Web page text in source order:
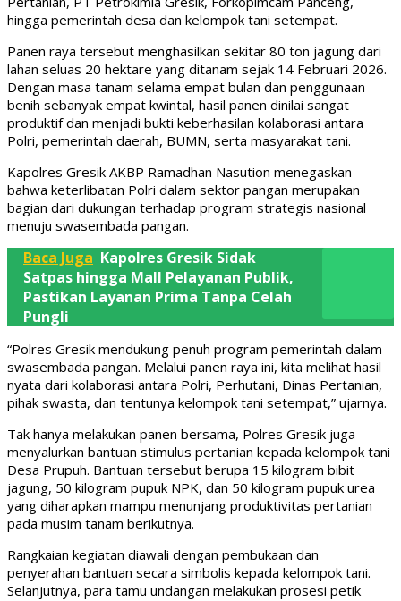
hingga pemerintah desa dan kelompok tani setempat.
Panen raya tersebut menghasilkan sekitar 80 ton jagung dari
lahan seluas 20 hektare yang ditanam sejak 14 Februari 2026.
Dengan masa tanam selama empat bulan dan penggunaan
benih sebanyak empat kwintal, hasil panen dinilai sangat
produktif dan menjadi bukti keberhasilan kolaborasi antara
Polri, pemerintah daerah, BUMN, serta masyarakat tani.
Kapolres Gresik AKBP Ramadhan Nasution menegaskan
bahwa keterlibatan Polri dalam sektor pangan merupakan
bagian dari dukungan terhadap program strategis nasional
menuju swasembada pangan.
Baca Juga Kapolres Gresik Sidak
Satpas hingga Mall Pelayanan Publik,
Pastikan Layanan Prima Tanpa Celah
Pungli
“Polres Gresik mendukung penuh program pemerintah dalam
swasembada pangan. Melalui panen raya ini, kita melihat hasil
nyata dari kolaborasi antara Polri, Perhutani, Dinas Pertanian,
pihak swasta, dan tentunya kelompok tani setempat,” ujarnya.
Tak hanya melakukan panen bersama, Polres Gresik juga
menyalurkan bantuan stimulus pertanian kepada kelompok tani
Desa Prupuh. Bantuan tersebut berupa 15 kilogram bibit
jagung, 50 kilogram pupuk NPK, dan 50 kilogram pupuk urea
yang diharapkan mampu menunjang produktivitas pertanian
pada musim tanam berikutnya.
Rangkaian kegiatan diawali dengan pembukaan dan
penyerahan bantuan secara simbolis kepada kelompok tani.
Selanjutnya, para tamu undangan melakukan prosesi petik